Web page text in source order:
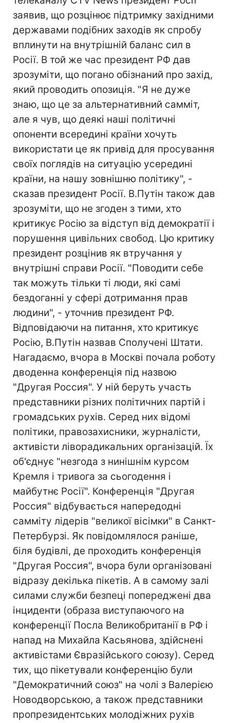
заявив, що розцінює підтримку західними
державами подібних заходів як спробу
вплинути на внутрішній баланс сил в
Росії. В той же час президент РФ дав
зрозуміти, що погано обізнаний про захід,
який проводить опозиція. "Я не дуже
знаю, що це за альтернативний самміт,
але я чув, що деякі наші політичні
опоненти всередині країни хочуть
використати це як привід для просування
своїх поглядів на ситуацію усередині
країни, на нашу зовнішню політику", -
сказав президент Росії. В.Путін також дав
зрозуміти, що не згоден з тими, хто
критикує Росію за відступ від демократії і
порушення цивільних свобод. Цю критику
президент розцінив як втручання у
внутрішні справи Росії. "Поводити себе
так можуть тільки ті люди, які самі
бездоганні у сфері дотримання прав
людини", - уточнив президент РФ.
Відповідаючи на питання, хто критикує
Росію, В.Путін назвав Сполучені Штати.
Нагадаємо, вчора в Москві почала роботу
дводенна конференція під назвою
"Другая Россия". У ній беруть участь
представники різних політичних партій і
громадських рухів. Серед них відомі
політики, правозахисники, журналісти,
активісти ліворадикальних організацій. Їх
об'єднує "незгода з нинішнім курсом
Кремля і тривога за сьогодення і
майбутнє Росії". Конференція "Другая
Россия" відбувається напередодні
самміту лідерів "великої вісімки" в Санкт-
Петербурзі. Як повідомлялося раніше,
біля будівлі, де проходить конференція
"Другая Россия", вчора були організовані
відразу декілька пікетів. А в самому залі
силами служби безпеці попереджені два
інциденти (образа виступаючого на
конференції Посла Великобританії в РФ і
напад на Михайла Касьянова, здійснені
активістами Євразійського союзу). Серед
тих, що пікетували конференцію були
"Демократичний союз" на чолі з Валерією
Новодворською, а також представники
пропрезидентських молодіжних рухів